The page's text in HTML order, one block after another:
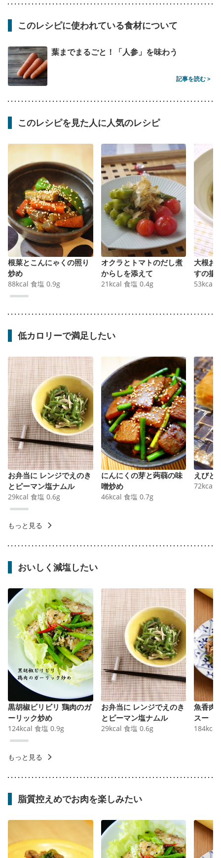
このレシピに使われている食材について
葉までまるごと！「人参」を味わう
記事を読む >
このレシピを見た人に人気のレシピ
根菜とこんにゃくの照り
炒め
88kcal 食塩 0.9g
オクラとトマトのだし煮
からしを添えて
21 kcal 食塩 0.4g
大根お
すの揚
53kcal
低カロリーで満足したい
お弁当に レンジでえのき
とピーマン塩ナムル
29kcal 食塩 0.6g
にんにくの芽と蒟蒻の味
噌炒め
46kcal 食塩 0.7g
えびと
72kcal
もっと見る
おいしく減塩したい
黒胡椒ビリビリ 鶏肉のガ
ーリック炒め
124kcal 食塩 0.9g
お弁当に レンジでえのき
とピーマン塩ナムル
29kcal 食塩 0.6g
魚香肉
スー
184kcal
もっと見る
脂質控えめでお肉を楽しみたい